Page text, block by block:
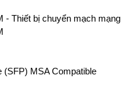
- Thiết bị chuyển mạch mạng
(SFP) MSA Compatible